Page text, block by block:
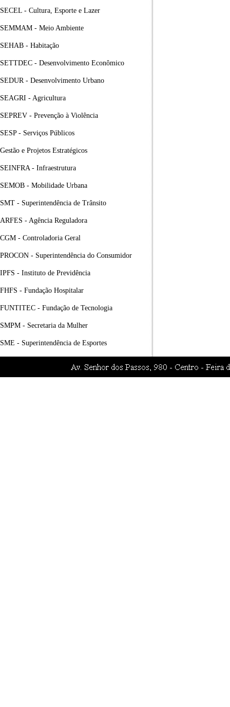
SECEL - Cultura, Esporte e Lazer
SEMMAM - Meio Ambiente
SEHAB - Habitação
SETTDEC - Desenvolvimento Econômico
SEDUR - Desenvolvimento Urbano
SEAGRI - Agricultura
SEPREV - Prevenção à Violência
SESP - Serviços Públicos
Gestão e Projetos Estratégicos
SEINFRA - Infraestrutura
SEMOB - Mobilidade Urbana
SMT - Superintendência de Trânsito
ARFES - Agência Reguladora
CGM - Controladoria Geral
PROCON - Superintendência do Consumidor
IPFS - Instituto de Previdência
FHFS - Fundação Hospitalar
FUNTITEC - Fundação de Tecnologia
SMPM - Secretaria da Mulher
SME - Superintendência de Esportes